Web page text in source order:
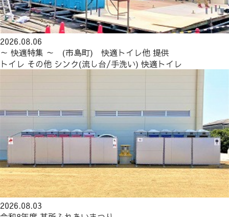
2026.08.06
～ 快適特集 ～ (市島町) 快適トイレ他 提供
トイレ その他 シンク(流し台/手洗い) 快適トイレ
2026.08.03